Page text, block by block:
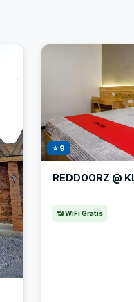
⭐ 9
REDDOORZ @
📶 WiFi Gratis